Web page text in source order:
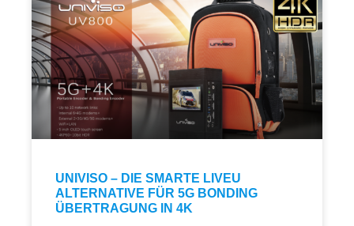
UNIVISO – DIE SMARTE LIVEU
ALTERNATIVE FÜR 5G BONDING
ÜBERTRAGUNG IN 4K